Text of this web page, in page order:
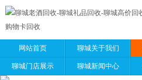
网站首页 聊城关于我们
聊城门店展示 聊城新闻中心